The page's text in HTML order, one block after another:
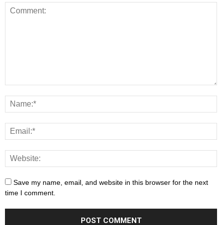
Save my name, email, and website in this browser for the next
time I comment.